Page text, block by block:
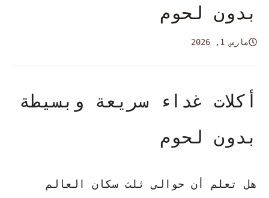
بدون لحوم
مارس 1, 2026
أكلات غداء سريعة وبسيطة
بدون لحوم
هل تعلم أن حوالي ثلث سكان العالم